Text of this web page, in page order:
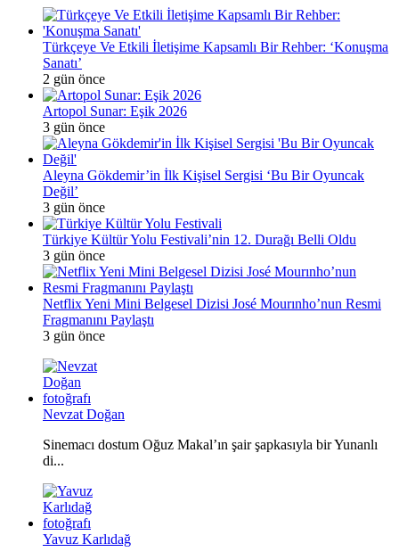
Türkçeye Ve Etkili İletişime Kapsamlı Bir Rehber: ‘Konuşma
Sanatı’
2 gün önce
Artopol Sunar: Eşik 2026
3 gün önce
Aleyna Gökdemir’in İlk Kişisel Sergisi ‘Bu Bir Oyuncak
Değil’
3 gün önce
Türkiye Kültür Yolu Festivali’nin 12. Durağı Belli Oldu
3 gün önce
Netflix Yeni Mini Belgesel Dizisi José Mourınho’nun Resmi
Fragmanını Paylaştı
3 gün önce
Nevzat Doğan
Sinemacı dostum Oğuz Makal’ın şair şapkasıyla bir Yunanlı
di...
Yavuz Karlıdağ